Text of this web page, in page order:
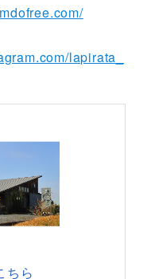
lapirata_
ちら